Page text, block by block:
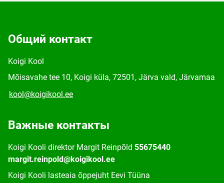
Общий контакт
Koigi Kool
Mõisavahe tee 10, Koigi küla, 72501, Järva vald, Järvamaa
kool@koigikool.ee
Важные контакты
Koigi Kooli direktor Margit Reinpõld 55675440
margit.reinpold@koigikool.ee
Koigi Kooli lasteaia õppejuht Eevi Tüüna